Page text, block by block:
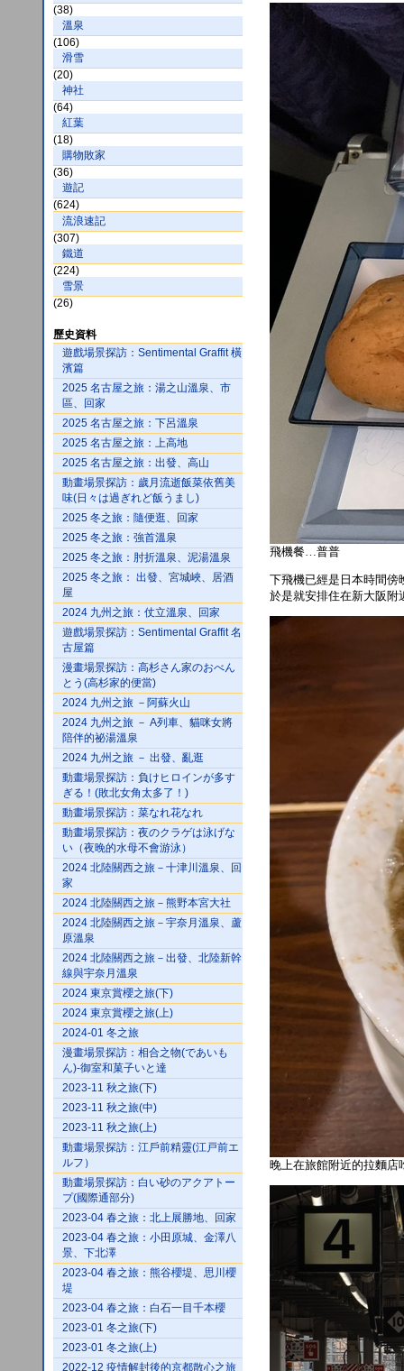
(38)
溫泉
(106)
滑雪
(20)
神社
(64)
紅葉
(18)
購物敗家
(36)
遊記
(624)
流浪速記
(307)
鐵道
(224)
雪景
(26)
歷史資料
遊戲場景探訪：Sentimental Graffit 橫
濱篇
2025 名古屋之旅：湯之山溫泉、市
區、回家
2025 名古屋之旅：下呂溫泉
2025 名古屋之旅：上高地
2025 名古屋之旅：出發、高山
動畫場景探訪：歲月流逝飯菜依舊美
味(日々は過ぎれど飯うまし)
2025 冬之旅：隨便逛、回家
2025 冬之旅：強首溫泉
2025 冬之旅：肘折溫泉、泥湯溫泉
2025 冬之旅： 出發、宮城峽、居酒
屋
2024 九州之旅：仗立溫泉、回家
遊戲場景探訪：Sentimental Graffit 名
古屋篇
漫畫場景探訪：高杉さん家のおべん
とう(高杉家的便當)
2024 九州之旅 －阿蘇火山
2024 九州之旅 － A列車、貓咪女將
陪伴的祕湯溫泉
2024 九州之旅 － 出發、亂逛
動畫場景探訪：負けヒロインが多す
ぎる！(敗北女角太多了！)
動畫場景探訪：菜なれ花なれ
動畫場景探訪：夜のクラゲは泳げな
い（夜晚的水母不會游泳）
2024 北陸關西之旅－十津川溫泉、回
家
2024 北陸關西之旅－熊野本宮大社
2024 北陸關西之旅－宇奈月溫泉、蘆
原溫泉
2024 北陸關西之旅－出發、北陸新幹
線與宇奈月溫泉
2024 東京賞櫻之旅(下)
2024 東京賞櫻之旅(上)
2024-01 冬之旅
漫畫場景探訪：相合之物(であいも
ん)-御室和菓子いと達
2023-11 秋之旅(下)
2023-11 秋之旅(中)
2023-11 秋之旅(上)
動畫場景探訪：江戶前精靈(江戸前エ
ルフ）
動畫場景探訪：白い砂のアクアトー
プ(國際通部分)
2023-04 春之旅：北上展勝地、回家
2023-04 春之旅：小田原城、金澤八
景、下北澤
2023-04 春之旅：熊谷櫻堤、思川櫻
堤
2023-04 春之旅：白石一目千本櫻
2023-01 冬之旅(下)
2023-01 冬之旅(上)
2022-12 疫情解封後的京都散心之旅
飛機餐…普普
下飛機已經是日本時間傍
於是就安排住在新大阪附
晚上在旅館附近的拉麵